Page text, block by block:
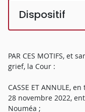
Dispositif
PAR CES MOTIFS, et
grief, la Cour :
CASSE ET ANNULE,
28 novembre 2022,
Nouméa ;